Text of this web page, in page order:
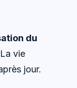
du
vie
jour.